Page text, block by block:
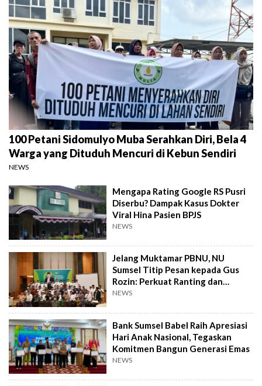
100 Petani Sidomulyo Muba Serahkan Diri, Bela 4
Warga yang Dituduh Mencuri di Kebun Sendiri
NEWS
Mengapa Rating Google RS Pusri
Diserbu? Dampak Kasus Dokter
Viral Hina Pasien BPJS
NEWS
Jelang Muktamar PBNU, NU
Sumsel Titip Pesan kepada Gus
Rozin: Perkuat Ranting dan
Pesantren
NEWS
Bank Sumsel Babel Raih Apresiasi
Hari Anak Nasional, Tegaskan
Komitmen Bangun Generasi Emas
NEWS